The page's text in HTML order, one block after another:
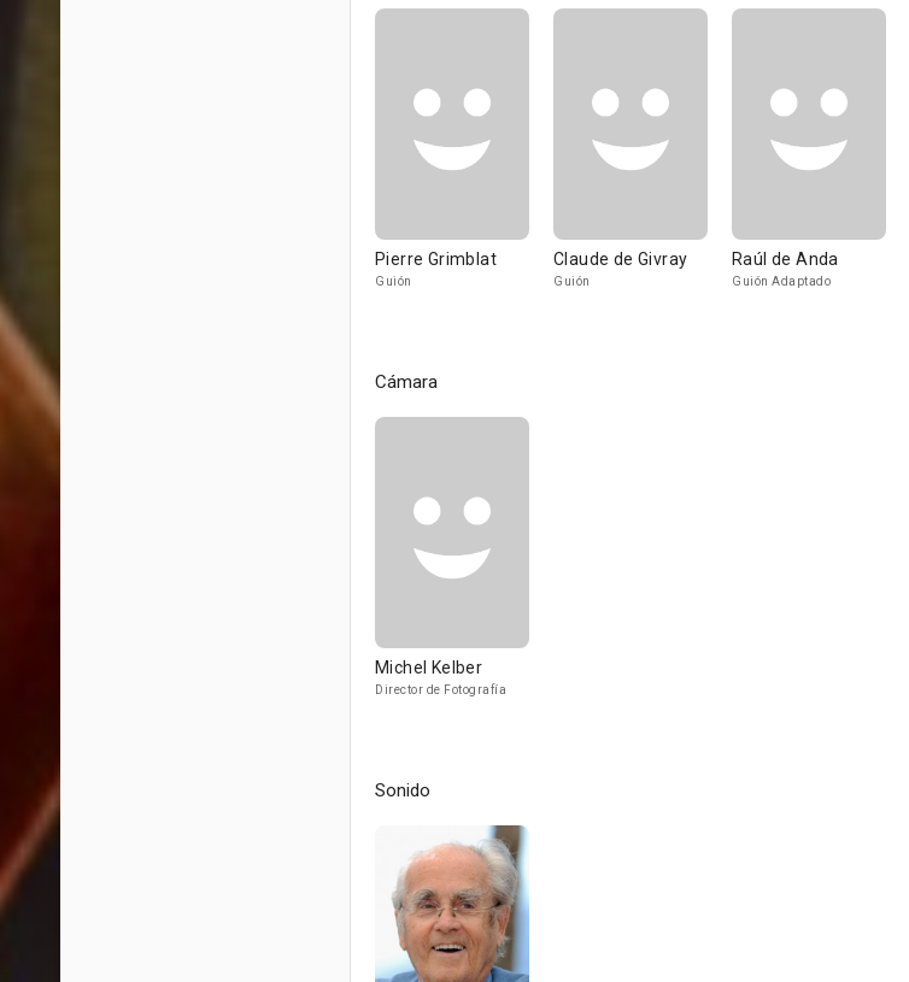
Pierre Grimblat
Guión
Claude de Givray
Guión
Raúl de Anda
Guión Adaptado
Cámara
Michel Kelber
Director de Fotografía
Sonido